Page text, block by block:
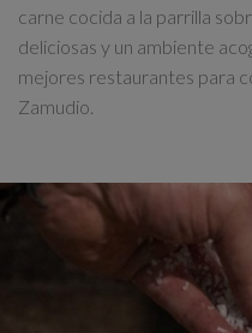
carne cocida a la parrilla
deliciosas y un ambiente
mejores restaurantes para
Zamudio.